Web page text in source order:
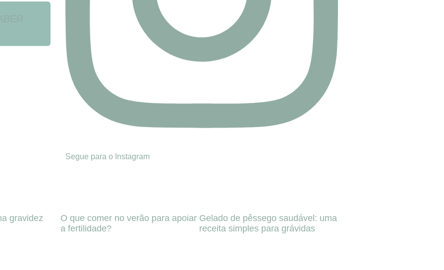
Segue para o Instagram
gravidez
O que comer no verão para apoiar
a fertilidade?
Gelado de pêssego saudável: uma
receita simples para grávidas